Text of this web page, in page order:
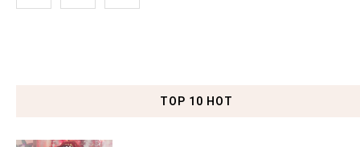
TOP 10 HOT